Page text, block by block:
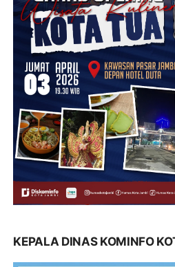
KEPALA DINAS KOMINFO